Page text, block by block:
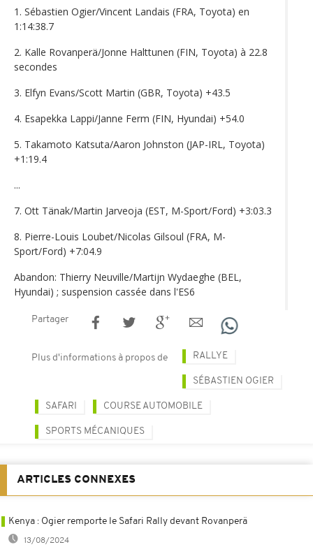
1. Sébastien Ogier/Vincent Landais (FRA, Toyota) en
1:14:38.7
2. Kalle Rovanperä/Jonne Halttunen (FIN, Toyota) à 22.8
secondes
3. Elfyn Evans/Scott Martin (GBR, Toyota) +43.5
4. Esapekka Lappi/Janne Ferm (FIN, Hyundai) +54.0
5. Takamoto Katsuta/Aaron Johnston (JAP-IRL, Toyota)
+1:19.4
...
7. Ott Tänak/Martin Jarveoja (EST, M-Sport/Ford) +3:03.3
8. Pierre-Louis Loubet/Nicolas Gilsoul (FRA, M-
Sport/Ford) +7:04.9
Abandon: Thierry Neuville/Martijn Wydaeghe (BEL,
Hyundai) ; suspension cassée dans l'ES6
Partager
Plus d'informations à propos de RALLYE
SÉBASTIEN OGIER
SAFARI COURSE AUTOMOBILE
SPORTS MÉCANIQUES
ARTICLES CONNEXES
Kenya : Ogier remporte le Safari Rally devant Rovanperä
13/08/2024